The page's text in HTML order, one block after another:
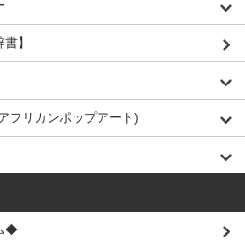
】
フリカンポップアート)
◆